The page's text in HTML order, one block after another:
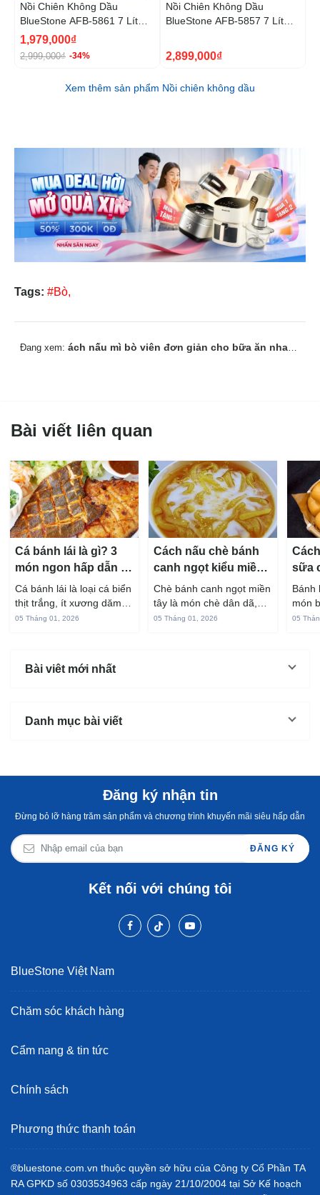
Nồi Chiên Không Dầu
BlueStone AFB-5861 7 Lít
1800W
1,979,000₫
2,999,000₫ -34%
Nồi Chiên Không Dầu
BlueStone AFB-5857 7 Lít
2,899,000₫
Xem thêm sản phẩm Nồi chiên không dầu
Tags: #Bò,
Đang xem: ách nấu mì bò viên đơn giản cho bữa ăn nhanh gọn
Bài viết liên quan
Cá bánh lái là gì? 3
món ngon hấp dẫn từ
cá bánh lái
Cá bánh lái là loại cá biển
thịt trắng, ít xương dăm,
vị ngọt và rất dễ ăn khi
thể...
05 Tháng 01, 2026
Cách nấu chè bánh
canh ngọt kiểu miền
Tây ngon chuẩn vị
Chè bánh canh ngọt miền
tây là món chè dân dã,
gắn liền với đời sống sinh
05 Tháng 01, 2026
sữa
hấp
Bánh
món
05
Bài viêt mới nhất
Danh mục bài viết
Đăng ký nhận tin
Đừng bỏ lỡ hàng trăm sản phẩm và chương trình khuyến mãi siêu hấp dẫn
ĐĂNG KÝ
Kết nối với chúng tôi
BlueStone Việt Nam
Chăm sóc khách hàng
Cẩm nang & tin tức
Chính sách
Phương thức thanh toán
®bluestone.com.vn thuộc quyền sở hữu của Công ty Cổ Phần TA
RA GPKD số 0303534963 cấp ngày 21/10/2004 tại Sở Kế hoạch